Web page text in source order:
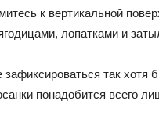
к вертикальной
лопатками и
так хотя
понадобится всего